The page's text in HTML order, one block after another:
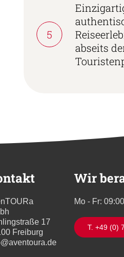
5
abseits
17
Freiburg
Wir
Mo - Fr:
T. +49 (0)